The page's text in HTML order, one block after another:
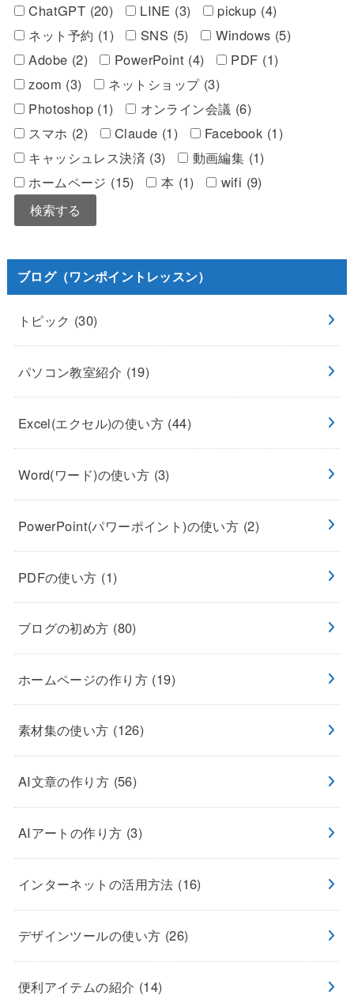
ChatGPT (20) LINE (3)
pickup (4)
ネット予約 (1)
SNS (5)
Windows (5)
Adobe (2)
PowerPoint (4)
PDF (1)
zoom (3)
ネットショップ (3)
Photoshop (1)
オンライン会議 (6)
スマホ (2)
Claude (1)
Facebook (1)
キャッシュレス決済 (3)
動画編集 (1)
ホームページ (15)
本 (1) wifi (9)
ブログ（ワンポイントレッスン）
トピック (30)
パソコン教室紹介 (19)
Excel(エクセル)の使い方 (44)
Word(ワード)の使い方 (3)
PowerPoint(パワーポイント)の使い方 (2)
PDFの使い方 (1)
ブログの初め方 (80)
ホームページの作り方 (19)
素材集の使い方 (126)
AI文章の作り方 (56)
AIアートの作り方 (3)
インターネットの活用方法 (16)
デザインツールの使い方 (26)
便利アイテムの紹介 (14)